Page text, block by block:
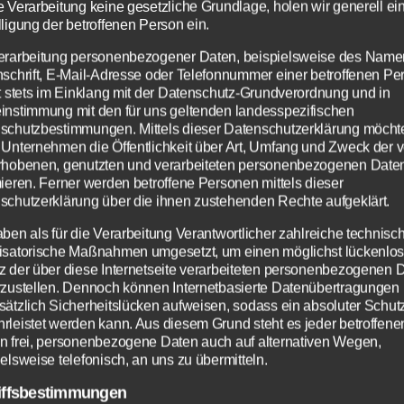
Israel kann sein Gesetz ohne sein
tun.Obwohl das Volk Gottes alle Wunder
Augen gesehen hat, muss Gott ihnen erst ein
Herz gegeben, Augen, die sehen und
Erst das Eingreifen Gottes nach dem Elend des
Landnahme wird Israel einst zu wahrer Umkehr
Dann werden sie selbst und Gott ihr Herz
Danach werden sie in Gottes Gesetz
nach Gott und seinem Wort, höre und
Gegenwart Gottes in seinem heiligen Tempel zu
schafft und befähigt uns zu heiliger Predigt in
Kraft. Gott ist es, der sein Volk heilig macht. Er
Zum Betrieb der Seite notwendige Cookies:
Name
PHP Session Cookie
Anbieter
Eigentümer dieser Website
Datenschutzeinstellungen
Wir nutzen Cookies auf unserer Website. Einige von ihnen
sind essenziell, während andere uns helfen, diese Website
und Ihre Erfahrung zu verbessern.
Verarbeitung keine gesetzliche Grundlage, holen wir generell
der betroffenen Person ein.
personenbezogener Daten, beispielsweise des
E-Mail-Adresse oder Telefonnummer einer betroffenen
stets im Einklang mit der Datenschutz-Grundverordnung und in
mit den für uns geltenden landesspezifischen
Mittels dieser Datenschutzerklärung
die Öffentlichkeit über Art, Umfang und Zweck der
genutzten und verarbeiteten personenbezogenen
Ferner werden betroffene Personen mittels dieser
über die ihnen zustehenden Rechte aufgeklärt.
als für die Verarbeitung Verantwortlicher zahlreiche
Maßnahmen umgesetzt, um einen möglichst
der über diese Internetseite verarbeiteten personenbezogenen
Dennoch können Internetbasierte Datenübertragungen
Sicherheitslücken aufweisen, sodass ein absoluter
werden kann. Aus diesem Grund steht es jeder
frei, personenbezogene Daten auch auf alternativen Wegen,
telefonisch, an uns zu übermitteln.